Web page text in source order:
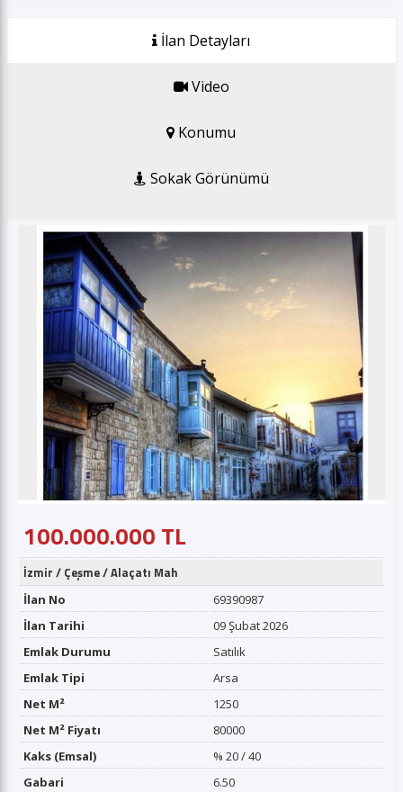
İlan Detayları
Video
Konumu
Sokak Görünümü
100.000.000 TL
İzmir / Çeşme/Alaçatı Mah
İlan No
69390987
İlan Tarihi
09 Şubat 2026
Emlak Durumu
Satılık
Emlak Tipi
Arsa
Net M²
1250
Net M² Fiyatı
80000
Kaks (Emsal)
% 20 / 40
Gabari
6.50